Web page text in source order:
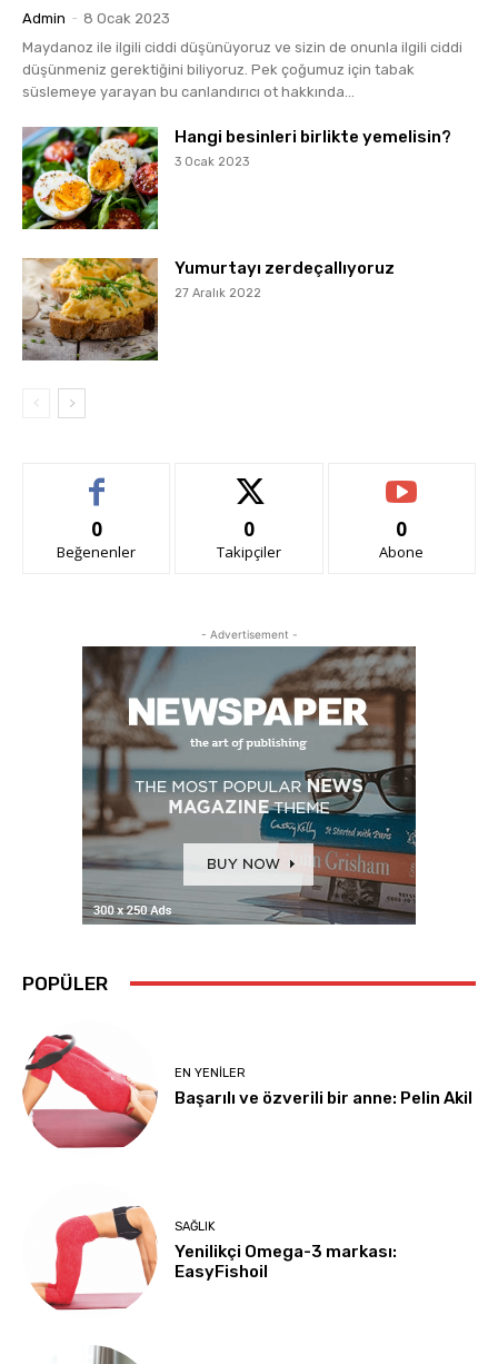
Admin - 8 Ocak 2023
Maydanoz ile ilgili ciddi düşünüyoruz ve sizin de onunla ilgili ciddi
düşünmeniz gerektiğini biliyoruz. Pek çoğumuz için tabak
süslemeye yarayan bu canlandırıcı ot hakkında...
Hangi besinleri birlikte yemelisin?
3 Ocak 2023
Yumurtayı zerdeçallıyoruz
27 Aralık 2022
0
Beğenenler
0
Takipçiler
0
Abone
- Advertisement -
POPÜLER
EN YENILER
Başarılı ve özverili bir anne: Pelin Akil
SAĞLIK
Yenilikçi Omega-3 markası:
EasyFishoil